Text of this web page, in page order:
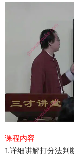
课程内容
1.详细讲解打分法判